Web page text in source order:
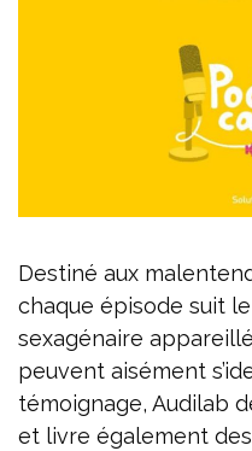
Destiné aux
chaque épisode suit
sexagénaire
peuvent aisément
témoignage, Audilab
et livre également des